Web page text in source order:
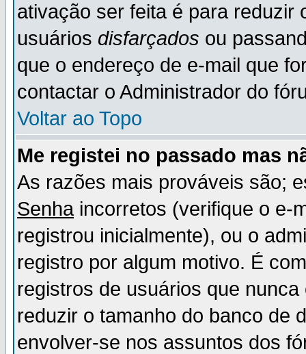
ativação ser feita é para reduzir
usuários disfarçados ou
que o endereço de e-mail que
contactar o Administrador do
Voltar ao Topo
Me registei no passado mas
As razões mais prováveis são;
Senhaincorretos (verifique o e-
registrou inicialmente), ou o
registro por algum motivo. É
registros de usuários que
reduzir o tamanho do banco de
envolver-se nos assuntos dos